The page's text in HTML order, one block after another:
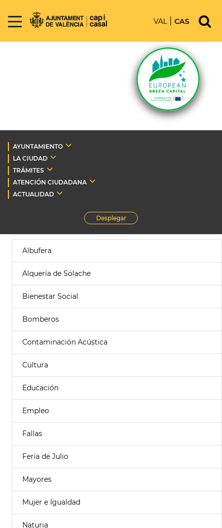
VAL CAS
AYUNTAMIENTO
LA CIUDAD
TRÁMITES
ATENCIÓN CIUDADANA
ACTUALIDAD
Desplegar
Albufera
Alquería de Solache
Bienestar Social
Bomberos
Contaminación Acústica
Cultura
Educación
Empleo
Fallas
Feria de Julio
Mayores
Mujer e Igualdad
Naturia